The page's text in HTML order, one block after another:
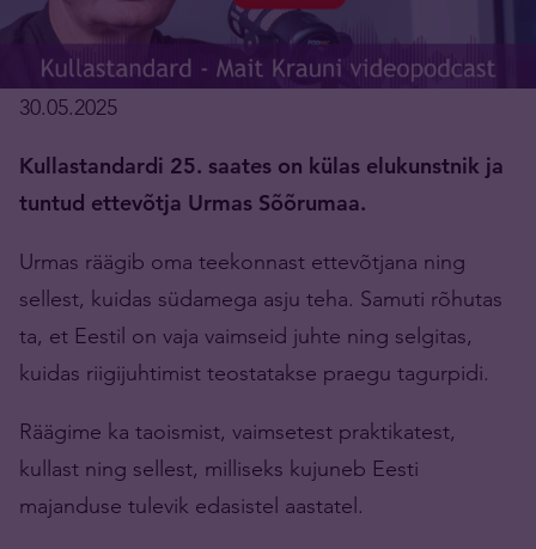
30.05.2025
Kullastandardi 25. saates on külas elukunstnik ja
tuntud ettevõtja Urmas Sõõrumaa.
Urmas räägib oma teekonnast ettevõtjana ning
sellest, kuidas südamega asju teha. Samuti rõhutas
ta, et Eestil on vaja vaimseid juhte ning selgitas,
kuidas riigijuhtimist teostatakse praegu tagurpidi.
Räägime ka taoismist, vaimsetest praktikatest,
kullast ning sellest, milliseks kujuneb Eesti
majanduse tulevik edasistel aastatel.